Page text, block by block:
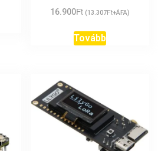
16.900Ft (13.307Ft+ÁFA)
Tovább